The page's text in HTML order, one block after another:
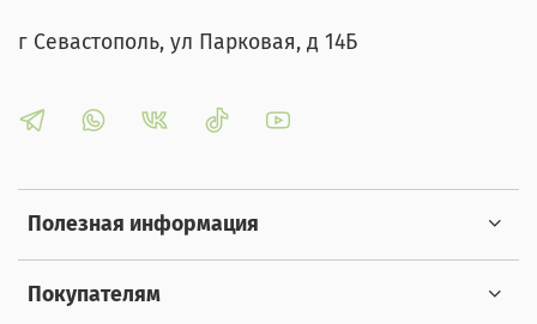
Полезная информация
Покупателям
г Севастополь, ул Парковая, д 14Б